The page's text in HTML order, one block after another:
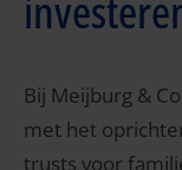
Bij Meijburg &
met het
trusts voor